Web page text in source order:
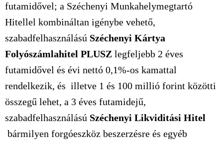
futamidővel; a Széchenyi Munkahelymegtartó
Hitellel kombináltan igénybe vehető,
szabadfelhasználású Széchenyi Kártya
Folyószámlahitel PLUSZ legfeljebb 2 éves
futamidővel és évi nettó 0,1%-os kamattal
rendelkezik, és illetve 1 és 100 millió forint közötti
összegű lehet, a 3 éves futamidejű,
szabadfelhasználású Széchenyi Likviditási Hitel
bármilyen forgóeszköz beszerzésre és egyéb